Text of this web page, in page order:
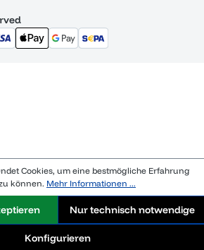
Cookies, um eine bestmögliche Erfahrung
können. Mehr Informationen ...
Nur technisch notwendige
Konfigurieren